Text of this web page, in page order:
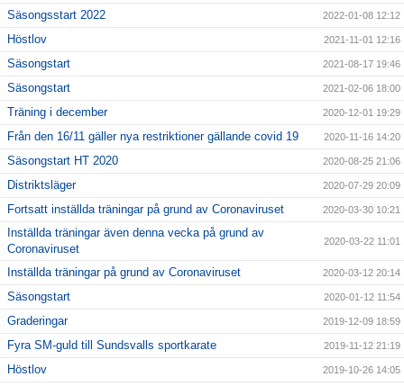
Säsongsstart 2022 2022-01-08 12:12
Höstlov 2021-11-01 12:16
Säsongstart 2021-08-17 19:46
Säsongstart 2021-02-06 18:00
Träning i december 2020-12-01 19:29
Från den 16/11 gäller nya restriktioner gällande covid 19 2020-11-16 14:20
Säsongstart HT 2020 2020-08-25 21:06
Distriktsläger 2020-07-29 20:09
Fortsatt inställda träningar på grund av Coronaviruset 2020-03-30 10:21
Inställda träningar även denna vecka på grund av
Coronaviruset
2020-03-22 11:01
Inställda träningar på grund av Coronaviruset 2020-03-12 20:14
Säsongstart 2020-01-12 11:54
Graderingar 2019-12-09 18:59
Fyra SM-guld till Sundsvalls sportkarate 2019-11-12 21:19
Höstlov 2019-10-26 14:05